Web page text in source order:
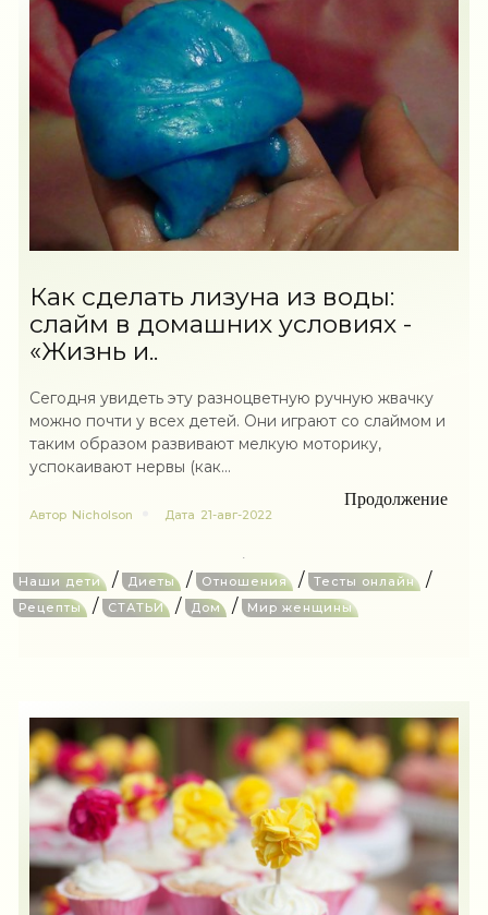
Как сделать лизуна из воды:
слайм в домашних условиях -
«Жизнь и..
Сегодня увидеть эту разноцветную ручную жвачку
можно почти у всех детей. Они играют со слаймом и
таким образом развивают мелкую моторику,
успокаивают нервы (как...
Продолжение
Автор Nicholson Дата 21-авг-2022
Наши дети / Диеты / Отношения / Тесты онлайн /
Рецепты / СТАТЬИ / Дом / Мир женщины